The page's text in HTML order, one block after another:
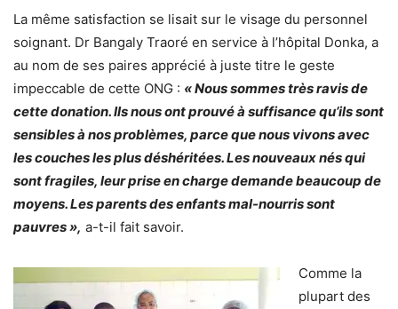
La même satisfaction se lisait sur le visage du personnel
soignant. Dr Bangaly Traoré en service à l’hôpital Donka, a
au nom de ses paires apprécié à juste titre le geste
impeccable de cette ONG : « Nous sommes très ravis de
cette donation. Ils nous ont prouvé à suffisance qu’ils sont
sensibles à nos problèmes, parce que nous vivons avec
les couches les plus déshéritées. Les nouveaux nés qui
sont fragiles, leur prise en charge demande beaucoup de
moyens. Les parents des enfants mal-nourris sont
pauvres », a-t-il fait savoir.
Comme la
plupart des